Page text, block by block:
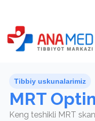
Tibbiy uskunalarimiz
MRT
Keng teshikli MRT